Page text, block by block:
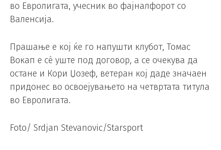
во Евролигата, учесник во фајналфорот со
Валенсија.
Прашање е кој ќе го напушти клубот, Томас
Вокап е сè уште под договор, а се очекува да
остане и Кори Џозеф, ветеран кој даде значаен
придонес во освоејувањето на четвртата титула
во Евролигата.
Foto/ Srdjan Stevanovic/Starsport